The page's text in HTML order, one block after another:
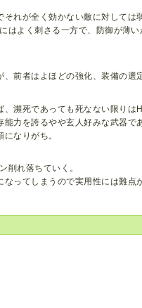
れが全く効かない敵に対しては
はよく刺さる一方で、防御が薄い
前者はよほどの強化、装備の選
瀕死であっても死なない限りは
力を誇るやや玄人好みな武器で
なりがち。
削れ落ちていく。
ってしまうので実用性には難点